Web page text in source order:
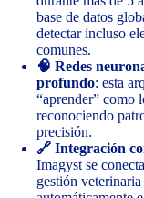
base de datos
detectar incluso
comunes.
🧠 Redes
profundo: esta
“aprender” como
reconociendo
precisión.
🔗 Integración
Imagyst se
gestión